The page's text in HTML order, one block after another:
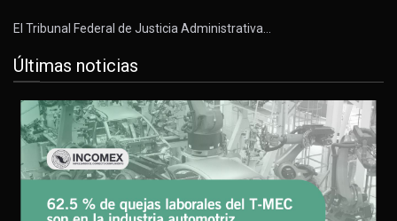
El Tribunal Federal de Justicia Administrativa…
Últimas noticias